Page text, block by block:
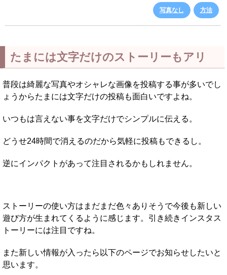
写真なし
方法
たまには文字だけのストーリーもアリ
普段は綺麗な写真やオシャレな画像を投稿する事が多いでし
ょうからたまには文字だけの投稿も面白いですよね。
いつもは言えない事を文字だけでシンプルに伝える。
どうせ24時間で消えるのだから気軽に投稿もできるし。
逆にインパクトがあって注目されるかもしれません。
ストーリーの使い方はまだまだ色々ありそうで今後も新しい
遊び方が生まれてくるように感じます。引き続きインスタス
トーリーには注目ですね。
また新しい情報が入ったら以下のページでお知らせしたいと
思います。